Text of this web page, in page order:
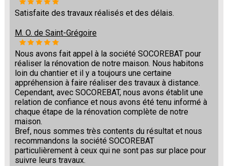
Satisfaite des travaux réalisés et des délais.
M. O. de Saint-Grégoire
Nous avons fait appel à la société SOCOREBAT pour
réaliser la rénovation de notre maison. Nous habitons
loin du chantier et il y a toujours une certaine
appréhension à faire réaliser des travaux à distance.
Cependant, avec SOCOREBAT, nous avons établit une
relation de confiance et nous avons été tenu informé à
chaque étape de la rénovation complète de notre
maison.
Bref, nous sommes très contents du résultat et nous
recommandons la société SOCOREBAT
particulièrement à ceux qui ne sont pas sur place pour
suivre leurs travaux.